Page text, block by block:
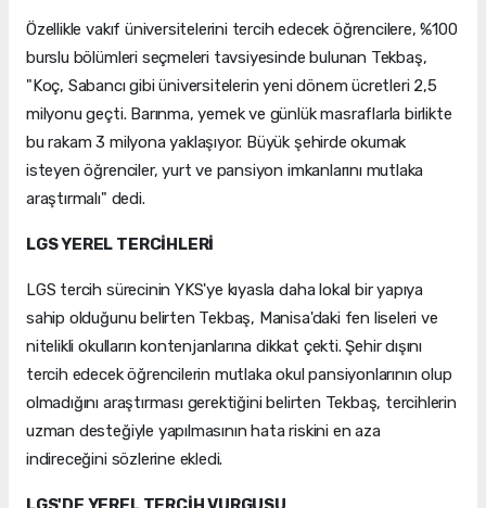
Özellikle vakıf üniversitelerini tercih edecek öğrencilere, %100
burslu bölümleri seçmeleri tavsiyesinde bulunan Tekbaş,
"Koç, Sabancı gibi üniversitelerin yeni dönem ücretleri 2,5
milyonu geçti. Barınma, yemek ve günlük masraflarla birlikte
bu rakam 3 milyona yaklaşıyor. Büyük şehirde okumak
isteyen öğrenciler, yurt ve pansiyon imkanlarını mutlaka
araştırmalı" dedi.
LGS YEREL TERCİHLERİ
LGS tercih sürecinin YKS'ye kıyasla daha lokal bir yapıya
sahip olduğunu belirten Tekbaş, Manisa'daki fen liseleri ve
nitelikli okulların kontenjanlarına dikkat çekti. Şehir dışını
tercih edecek öğrencilerin mutlaka okul pansiyonlarının olup
olmadığını araştırması gerektiğini belirten Tekbaş, tercihlerin
uzman desteğiyle yapılmasının hata riskini en aza
indireceğini sözlerine ekledi.